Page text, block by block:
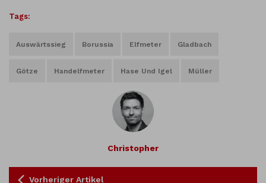
Tags:
Auswärtssieg Borussia Elfmeter Gladbach
Götze Handelfmeter Hase Und Igel Müller
Christopher
Vorheriger Artikel